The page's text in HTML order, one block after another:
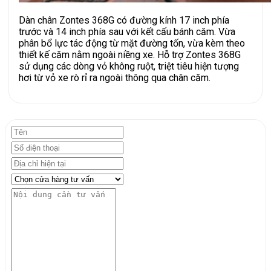
Dàn chân Zontes 368G có đường kính 17 inch phía
trước và 14 inch phía sau với kết cấu bánh căm. Vừa
phân bổ lực tác động từ mặt đường tốn, vừa kèm theo
thiết kế căm nằm ngoài niềng xe. Hỗ trợ Zontes 368G
sử dụng các dòng vỏ không ruột, triệt tiêu hiện tượng
hơi từ vỏ xe rò rỉ ra ngoài thông qua chân căm.